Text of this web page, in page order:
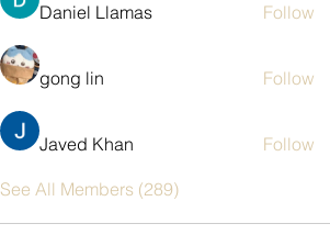
Daniel Llamas Follow
gong lin Follow
Javed Khan Follow
See All Members (289)